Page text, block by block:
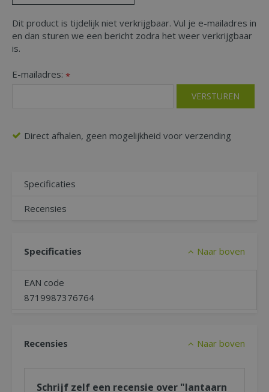
Dit product is tijdelijk niet verkrijgbaar. Vul je e-mailadres in
en dan sturen we een bericht zodra het weer verkrijgbaar
is.
E-mailadres: *
Direct afhalen, geen mogelijkheid voor verzending
Specificaties
Recensies
Specificaties Naar boven
EAN code
8719987376764
Recensies Naar boven
Schrijf zelf een recensie over "lantaarn